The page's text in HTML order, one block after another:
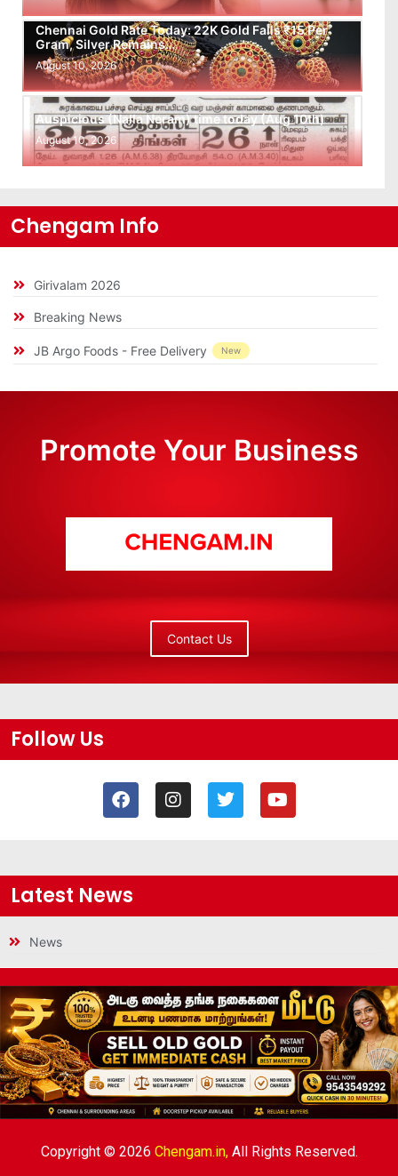
Chennai Gold Rate Today: 22K Gold Falls ₹15 Per
Gram, Silver Remains…
August 10, 2026
Auspicious (Nalla Neram) time today (Aug 10th)
August 10, 2026
Chengam Info
Girivalam 2026
Breaking News
JB Argo Foods - Free Delivery New
Promote Your Business
Contact Us
Follow Us
Latest News
News
Copyright © 2026 Chengam.in,All Rights Reserved.